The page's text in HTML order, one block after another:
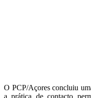
O PCP/Açores concluiu